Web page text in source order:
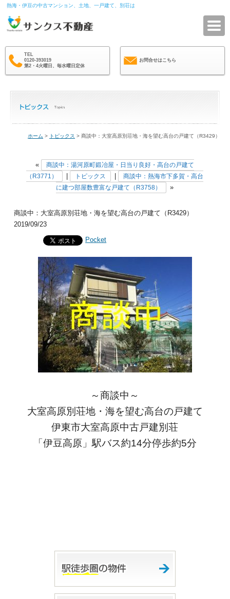
熱海・伊豆の中古マンション、土地、一戸建て、別荘は
TEL
0120-393019
第2・4火曜日、毎水曜日定休
お問合せはこちら
ホーム > トピックス > 商談中：大室高原別荘地・海を望む高台の戸建て（R3429）
«
商談中：湯河原町鍛冶屋・日当り良好・高台の戸建て
（R3771）
トピックス
商談中：熱海市下多賀・高台
に建つ部屋数豊富な戸建て（R3758）
»
商談中：大室高原別荘地・海を望む高台の戸建て（R3429）
2019/09/23
Pocket
～商談中～
大室高原別荘地・海を望む高台の戸建て
伊東市大室高原中古戸建別荘
「伊豆高原」駅バス約14分停歩約5分